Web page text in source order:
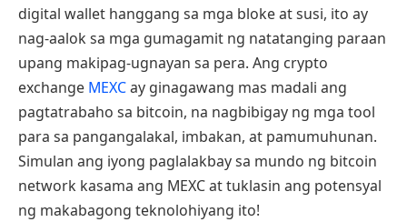
digital wallet hanggang sa mga bloke at susi, ito ay
nag-aalok sa mga gumagamit ng natatanging paraan
upang makipag-ugnayan sa pera. Ang crypto
exchange MEXCay ginagawang mas madali ang
pagtatrabaho sa bitcoin, na nagbibigay ng mga tool
para sa pangangalakal, imbakan, at pamumuhunan.
Simulan ang iyong paglalakbay sa mundo ng bitcoin
network kasama ang MEXC at tuklasin ang potensyal
ng makabagong teknolohiyang ito!